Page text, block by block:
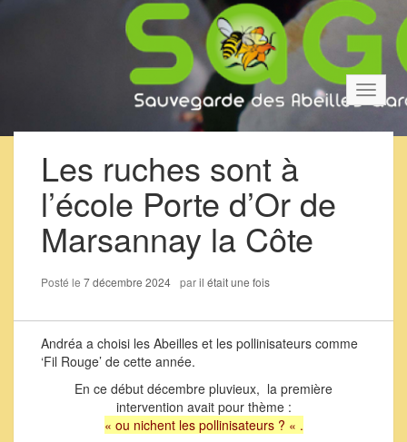
la
Les ruches sont à
l’école Porte d’Or de
Marsannay la Côte
Posté le 7 décembre 2024 paril était une fois
Andréa a choisi les Abeilles et les pollinisateurs comme
‘Fil Rouge’ de cette année.
En ce début décembre pluvieux, la première
intervention avait pour thème :
« ou nichent les pollinisateurs ? « .